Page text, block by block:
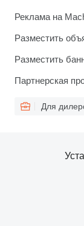
Реклама на
Разместить
Разместить
Партнерская
Для